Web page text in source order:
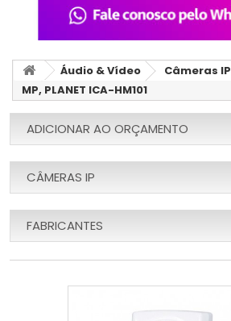
Áudio & Vídeo Câmeras IP
MP, PLANET ICA-HM101
ADICIONAR AO ORÇAMENTO
CÂMERAS IP
FABRICANTES